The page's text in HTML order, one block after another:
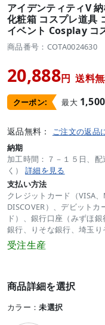
アイデンティティV
化粧箱 コスプレ道具
イベント Cosplay コ
商品番号：COTA0024630
20,888円 送料
クーポン: 最大 1,500
返品無料： ご注文の返品
納期
加工時間：７－１５日、
く） 詳細を見る
支払い方法
クレジットカード（VISA
DISCOVER）、デビット
ド）、銀行口座（みずほ
銀行、りそな銀行、埼玉り
受注生産
商品詳細を選択
カラー：未選択